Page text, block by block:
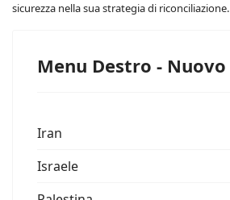
sicurezza nella sua strategia di riconciliazione.
Menu Destro - Nuovo
Iran
Israele